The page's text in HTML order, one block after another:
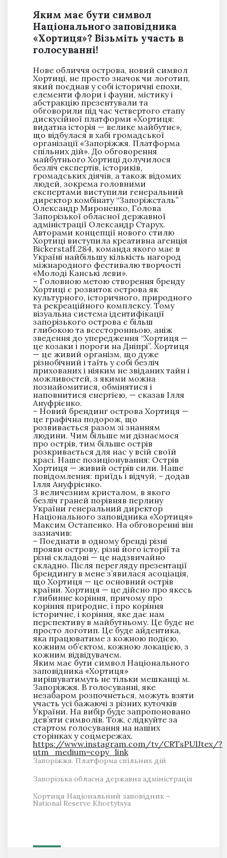
Яким має бути символ
Національного заповідника
«Хортиця»? Візьміть участь в
голосуванні!
Нове обличчя острова, новий символ
Хортиці, не просто значок чи логотип,
який поєднав у собі історичні епохи,
елементи флори і фауни, містику і
абстракцію презентували та
обговорили під час четвертого етапу
дискусійної платформи «Хортиця:
видатна історія — велике майбутнє»,
що відбулася в хабі громадської
організації «Запоріжжя. Платформа
спільних дій». До обговорення
майбутнього Хортиці долучилося
безліч експертів, істориків,
громадських діячів, а також відомих
людей, зокрема головними
експертами виступили генеральний
директор комбінату “Запоріжсталь”
Олександр Мироненко, Голова
Запорізької обласної державної
адміністрації Олександр Старух.
Авторами концепції нового стилю
Хортиці виступила креативна агенція
Bickerstaff.284, команда якого має в
Україні найбільшу кількість нагород
міжнародного фестивалю творчості
«Молоді Канські леви».
– Головною метою створення бренду
Хортиці є розвиток острова як
культурного, історичного, природного
та рекреаційного комплексу. Тому
візуальна система ідентифікації
запорізького острова є більш
глибокою та всесторонньою, аніж
зведення до упередження “Хортиця —
це козаки і пороги на Дніпрі”. Хортиця
— це живий організм, що дуже
різнобічний і таїть у собі безліч
прихованих і ніяким не звіданих тайн і
можливостей, з якими можна
познайомитися, обмінятися і
наповнитися енергією, — сказав Ілля
Ануфрієнко.
– Новий брендинг острова Хортиця —
це графічна подорож, що
розвивається разом зі знанням
людини. Чим більше ми дізнаємося
про острів, тим більше острів
розкривається для нас у всій своїй
красі. Наше позиціонування: Острів
Хортиця — живий острів сили. Наше
повідомлення: приїдь і відчуй, – додав
Ілля Ануфрієнко.
З величезним кристалом, в якого
безліч граней порівняв перлину
України генеральний директор
Національного заповідника «Хортиця»
Максим Остапенко. На обговоренні він
зазначив:
– Поєднати в одному бренді різні
прояви острову, різні його історії та
різні складові — це надзвичайно
складно. Після перегляду презентації
брендингу в мене з’явилася асоціація,
що Хортиця — це основний острів
країни. Хортиця — це дійсно про якесь
глибинне коріння, причому про
коріння природне, і про коріння
історичне, і коріння, яке дає нам
перспективу в майбутньому. Це буде не
просто логотип. Це буде айдентика,
яка працюватиме з кожною подією,
кожним об’єктом, кожною локацією, з
кожним відвідувачем.
Яким має бути символ Національного
заповідника «Хортиця»
вирішуватимуть не тільки мешканці м.
Запоріжжя. В голосуванні, яке
незабаром розпочнеться, можуть взяти
участь усі бажаючі з різних куточків
України. На вибір буде запропоновано
дев’яти символів. Тож, слідкуйте за
стартом голосування на наших
сторінках у соцмережах.
https://www.instagram.com/tv/CRTsPUlJtex/?
utm_medium=copy_link
Запоріжжя. Платформа спільних дій
Запорізька обласна державна адміністрація
Хортиця Національний заповідник –
National Reserve Khortytsya